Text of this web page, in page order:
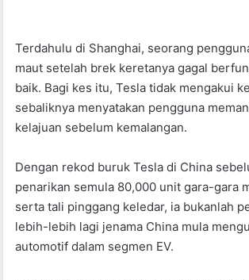
Terdahulu di Shanghai, seorang
maut setelah brek keretanya gagal
baik. Bagi kes itu, Tesla tidak mengakui
sebaliknya menyatakan pengguna
kelajuan sebelum kemalangan.
Dengan rekod buruk Tesla di China
penarikan semula 80,000 unit gara-gara
serta tali pinggang keledar, ia bukanlah
lebih-lebih lagi jenama China mula
automotif dalam segmen EV.